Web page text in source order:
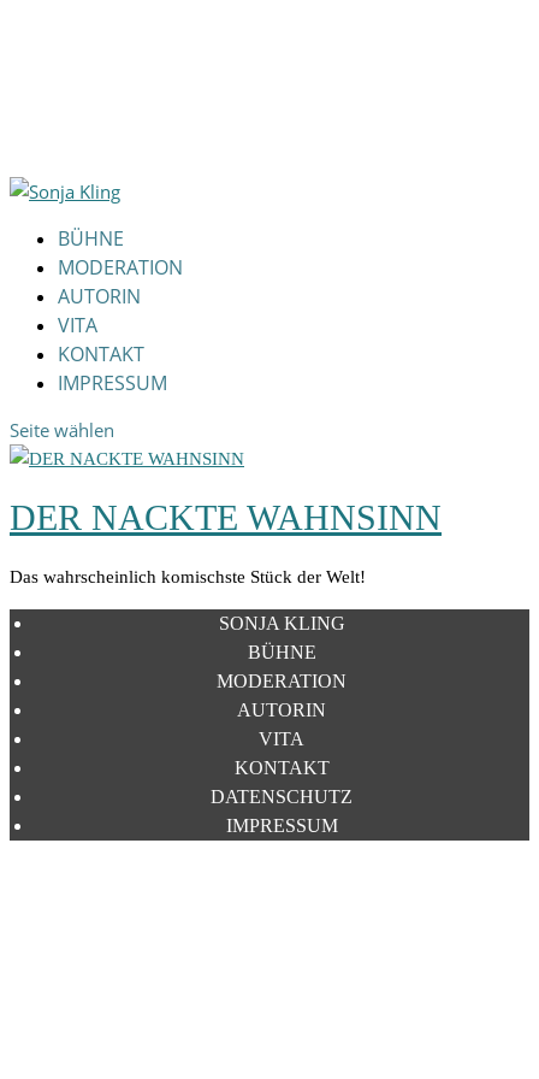
BÜHNE
MODERATION
AUTORIN
VITA
KONTAKT
IMPRESSUM
Seite wählen
DER NACKTE WAHNSINN
Das wahrscheinlich komischste Stück der Welt!
SONJA KLING
BÜHNE
MODERATION
AUTORIN
VITA
KONTAKT
DATENSCHUTZ
IMPRESSUM